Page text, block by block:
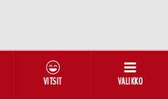
VITSIT VALIKKO